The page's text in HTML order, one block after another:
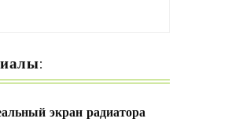
экран радиатора